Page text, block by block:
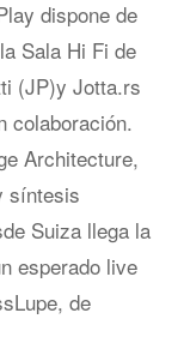
dispone de
Sala Hi Fi de
(JP)y Jotta.rs
colaboración.
Architecture,
síntesis
Suiza llega la
esperado live
de